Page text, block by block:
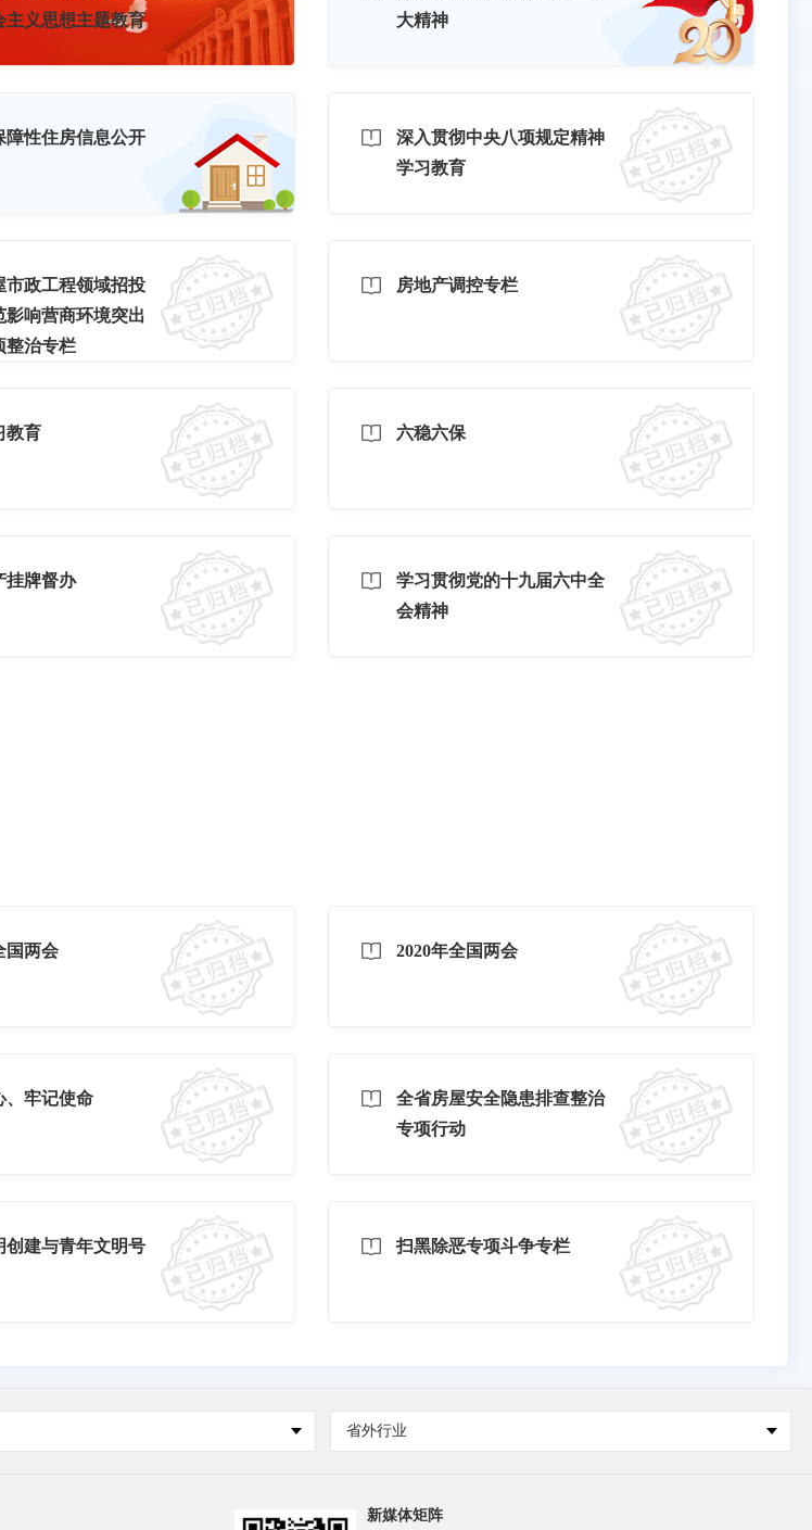
主义思想主题教育
大精神
障性住房信息公开
深入贯彻中央八项规定精神
学习教育
市政工程领域招投
影响营商环境突出
整治专栏
房地产调控专栏
教育 六稳六保
挂牌督办
学习贯彻党的十九届六中全
会精神
国两会 2020年全国两会
、牢记使命
全省房屋安全隐患排查整治
专项行动
创建与青年文明号 扫黑除恶专项斗争专栏
省外行业
新媒体矩阵